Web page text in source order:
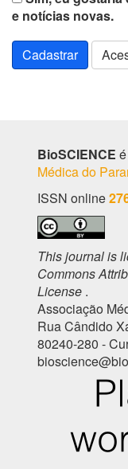
e notícias novas.
Cadastrar
BioSCIENCE
Médica do
ISSN online
This journal is
Commons
License .
Associação
Rua Cândido
80240-280 -